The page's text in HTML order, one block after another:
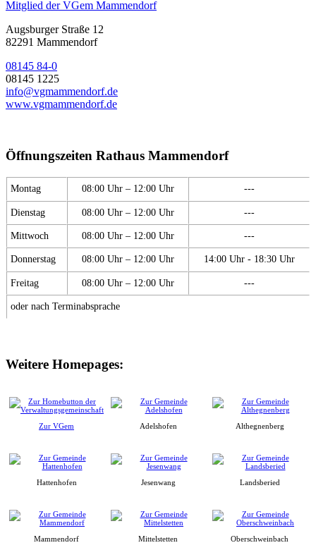
Mitglied der VGem Mammendorf
Augsburger Straße 12
82291 Mammendorf
08145 84-0
08145 1225
info@vgmammendorf.de
www.vgmammendorf.de
Öffnungszeiten Rathaus Mammendorf
Montag 08:00 Uhr – 12:00 Uhr ---
Dienstag 08:00 Uhr – 12:00 Uhr ---
Mittwoch 08:00 Uhr – 12:00 Uhr ---
Donnerstag 08:00 Uhr – 12:00 Uhr 14:00 Uhr - 18:30 Uhr
Freitag 08:00 Uhr – 12:00 Uhr ---
oder nach Terminabsprache
Weitere Homepages:
Zur VGem Adelshofen Althegnenberg
Hattenhofen Jesenwang Landsberied
Mammendorf Mittelstetten Oberschweinbach